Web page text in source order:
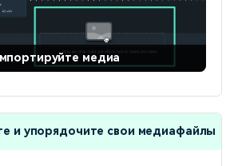
медиа
и упорядочите свои медиафайлы